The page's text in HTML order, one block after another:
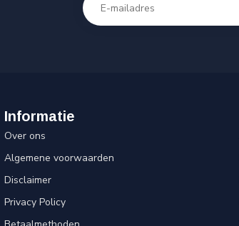
Informatie
Over ons
Algemene voorwaarden
Disclaimer
Privacy Policy